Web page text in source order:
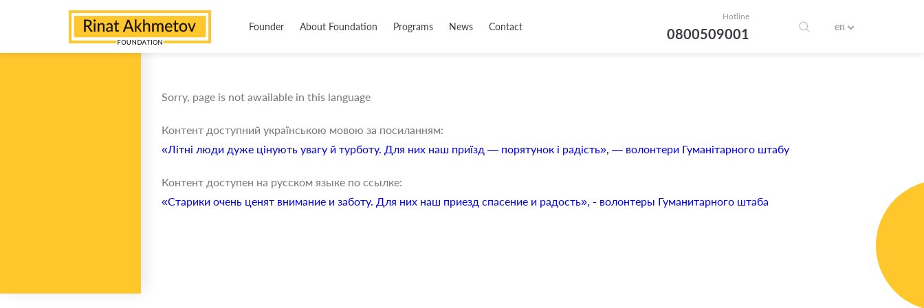
Founder About Foundation Programs News Contact
Hotline
0800509001 en
Sorry, page is not awailable in this language
Контент доступний українською мовою за посиланням:
«Літні люди дуже цінують увагу й турботу. Для них наш приїзд — порятунок і радість», — волонтери Гуманітарного штабу
Контент доступен на русском языке по ссылке:
«Старики очень ценят внимание и заботу. Для них наш приезд спасение и радость», - волонтеры Гуманитарного штаба